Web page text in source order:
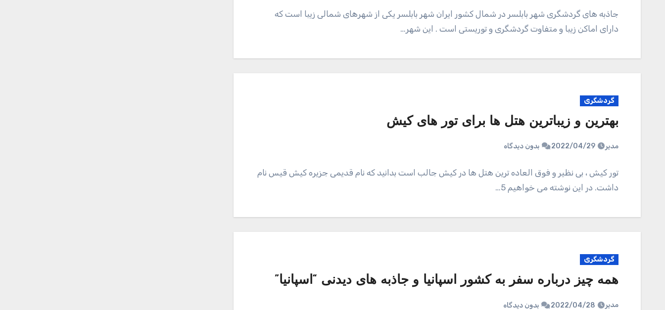
جاذبه های گردشگری شهر بابلسر در شمال کشور ایران شهر بابلسر یکی از شهرهای شمالی زیبا است که
دارای اماکن زیبا و متفاوت گردشگری و توریستی است . این شهر…
گردشگری
بهترین و زیباترین هتل ها برای تور های کیش
مدیر 2022/04/29 بدون دیدگاه
تور کیش ، بی نظیر و فوق العاده ترین هتل ها در کیش جالب است بدانید که نام قدیمی جزیره کیش قیس نام
داشت. در این نوشته می خواهیم 5…
گردشگری
همه چیز درباره سفر به کشور اسپانیا و جاذبه های دیدنی “اسپانیا”
مدیر 2022/04/28 بدون دیدگاه